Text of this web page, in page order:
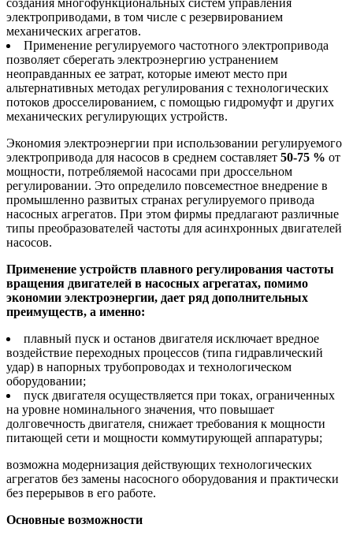
создания многофункциональных систем управления
электроприводами, в том числе с резервированием
механических агрегатов.
Применение регулируемого частотного электропривода
позволяет сберегать электроэнергию устранением
неоправданных ее затрат, которые имеют место при
альтернативных методах регулирования с технологических
потоков дросселированием, с помощью гидромуфт и других
механических регулирующих устройств.
Экономия электроэнергии при использовании регулируемого
электропривода для насосов в среднем составляет 50-75 % от
мощности, потребляемой насосами при дроссельном
регулировании. Это определило повсеместное внедрение в
промышленно развитых странах регулируемого привода
насосных агрегатов. При этом фирмы предлагают различные
типы преобразователей частоты для асинхронных двигателей
насосов.
Применение устройств плавного регулирования частоты
вращения двигателей в насосных агрегатах, помимо
экономии электроэнергии, дает ряд дополнительных
преимуществ, а именно:
плавный пуск и останов двигателя исключает вредное
воздействие переходных процессов (типа гидравлический
удар) в напорных трубопроводах и технологическом
оборудовании;
пуск двигателя осуществляется при токах, ограниченных
на уровне номинального значения, что повышает
долговечность двигателя, снижает требования к мощности
питающей сети и мощности коммутирующей аппаратуры;
возможна модернизация действующих технологических
агрегатов без замены насосного оборудования и практически
без перерывов в его работе.
Основные возможности